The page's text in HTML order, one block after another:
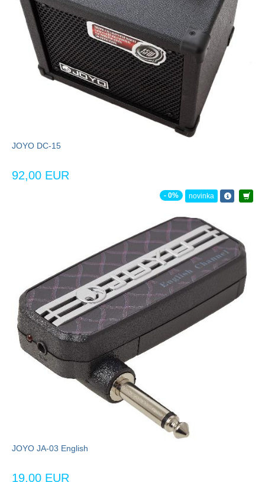
JOYO DC-15
92,00 EUR
- 0% novinka
JOYO JA-03 English
19,00 EUR